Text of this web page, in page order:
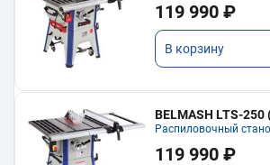
119 990 ₽
В корзину
BELMASH LTS-250
Распиловочный
119 990 ₽